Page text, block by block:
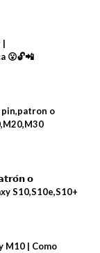
|
😮🔓📲
o
𝗼
S10,S10e,S10+
M10 | Como